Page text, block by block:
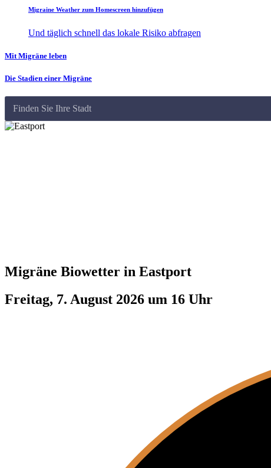
Migraine Weather zum Homescreen hinzufügen
Und täglich schnell das lokale Risiko abfragen
Mit Migräne leben
Die Stadien einer Migräne
Finden Sie Ihre Stadt
Migräne Biowetter in Eastport
Freitag, 7. August 2026 um 16 Uhr